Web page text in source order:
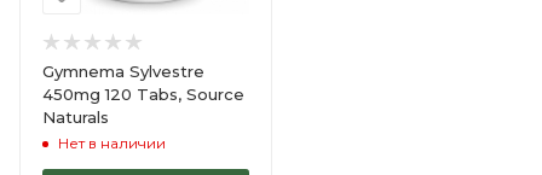
Gymnema Sylvestre
450mg 120 Tabs, Source
Naturals
Нет в наличии